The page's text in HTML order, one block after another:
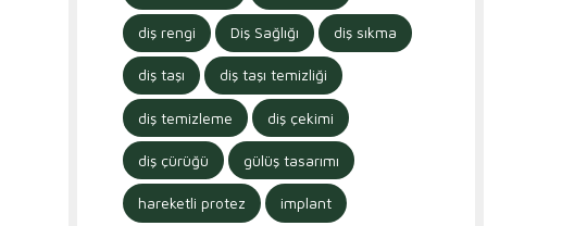
diş rengi Diş Sağlığı diş sıkma
diş taşı diş taşı temizliği
diş temizleme diş çekimi
diş çürüğü gülüş tasarımı
hareketli protez implant